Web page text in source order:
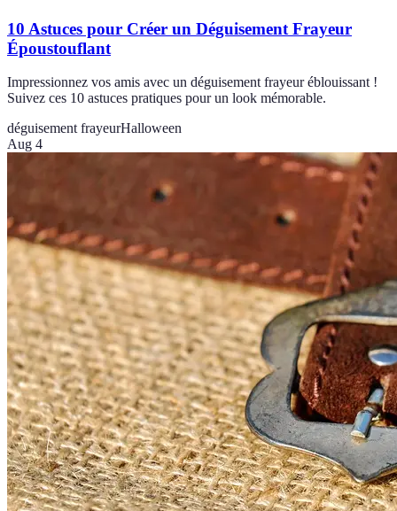
10 Astuces pour Créer un Déguisement Frayeur
Époustouflant
Impressionnez vos amis avec un déguisement frayeur éblouissant !
Suivez ces 10 astuces pratiques pour un look mémorable.
déguisement frayeurHalloween
Aug 4